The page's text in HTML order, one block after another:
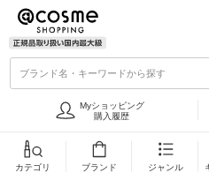
ブランド名・キーワードから探す
Myショッピング
購入履歴
カテゴリ ブランド ジャンル